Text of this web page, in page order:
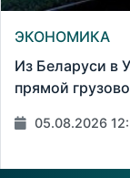
ЭКОНОМИКА
Из Беларуси в
прямой
05.08.2026